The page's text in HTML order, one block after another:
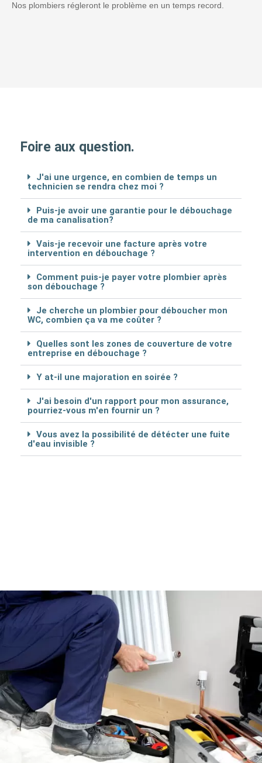
Nos plombiers régleront le problème en un temps record.
Foire aux question.
J'ai une urgence, en combien de temps un
technicien se rendra chez moi ?
Puis-je avoir une garantie pour le débouchage
de ma canalisation?
Vais-je recevoir une facture après votre
intervention en débouchage ?
Comment puis-je payer votre plombier après
son débouchage ?
Je cherche un plombier pour déboucher mon
WC, combien ça va me coûter ?
Quelles sont les zones de couverture de votre
entreprise en débouchage ?
Y at-il une majoration en soirée ?
J'ai besoin d'un rapport pour mon assurance,
pourriez-vous m'en fournir un ?
Vous avez la possibilité de détécter une fuite
d'eau invisible ?